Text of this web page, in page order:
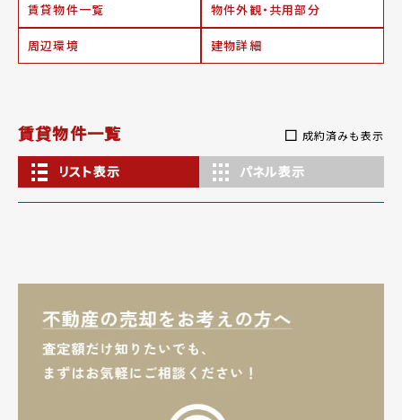
賃貸物件一覧 物件外観・共用部分
周辺環境 建物詳細
賃貸物件一覧 成約済みも表示
リスト表示 パネル表示